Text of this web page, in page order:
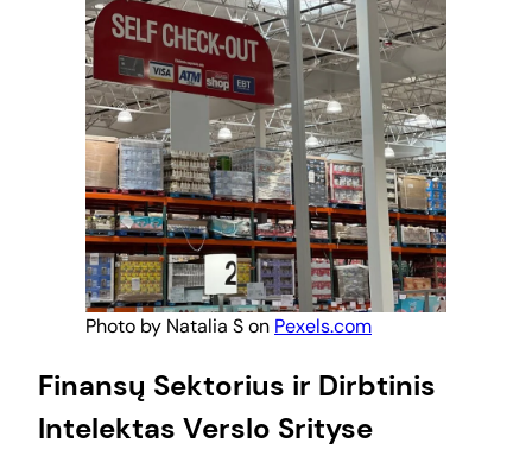
Photo by Natalia S on Pexels.com
Finansų Sektorius ir Dirbtinis
Intelektas Verslo Srityse